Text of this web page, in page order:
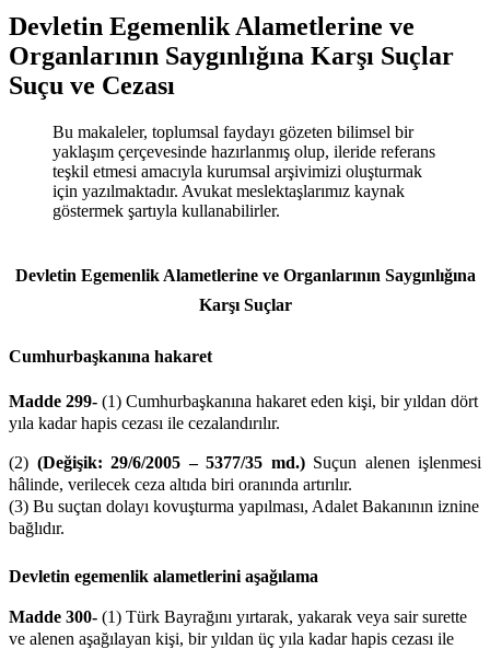
Devletin Egemenlik Alametlerine ve
Organlarının Saygınlığına Karşı Suçlar
Suçu ve Cezası
Bu makaleler, toplumsal faydayı gözeten bilimsel bir
yaklaşım çerçevesinde hazırlanmış olup, ileride referans
teşkil etmesi amacıyla kurumsal arşivimizi oluşturmak
için yazılmaktadır. Avukat meslektaşlarımız kaynak
göstermek şartıyla kullanabilirler.
Devletin Egemenlik Alametlerine ve Organlarının Saygınlığına
Karşı Suçlar
Cumhurbaşkanına hakaret
Madde 299- (1) Cumhurbaşkanına hakaret eden kişi, bir yıldan dört
yıla kadar hapis cezası ile cezalandırılır.
(2) (Değişik: 29/6/2005 – 5377/35 md.)Suçun alenen işlenmesi
hâlinde, verilecek ceza altıda biri oranında artırılır.
(3) Bu suçtan dolayı kovuşturma yapılması, Adalet Bakanının iznine
bağlıdır.
Devletin egemenlik alametlerini aşağılama
Madde 300- (1) Türk Bayrağını yırtarak, yakarak veya sair surette
ve alenen aşağılayan kişi, bir yıldan üç yıla kadar hapis cezası ile